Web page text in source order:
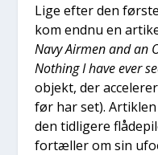
Lige efter den
kom end­nu en
Navy Air­men and an
Not­hing I have ever
objekt, der
før har set).
den tid­li­ge­re
for­tæl­ler om sin